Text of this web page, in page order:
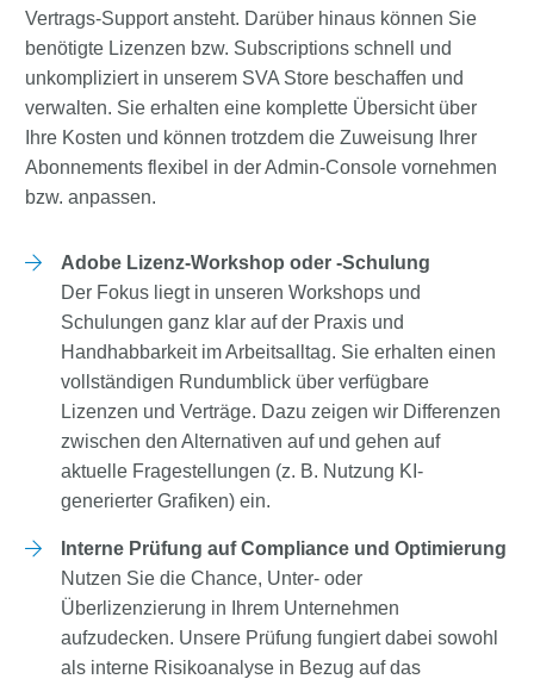
Vertrags-Support ansteht. Darüber hinaus können Sie
benötigte Lizenzen bzw. Subscriptions schnell und
unkompliziert in unserem SVA Store beschaffen und
verwalten. Sie erhalten eine komplette Übersicht über
Ihre Kosten und können trotzdem die Zuweisung Ihrer
Abonnements flexibel in der Admin-Console vornehmen
bzw. anpassen.
Adobe Lizenz-Workshop oder -Schulung
Der Fokus liegt in unseren Workshops und
Schulungen ganz klar auf der Praxis und
Handhabbarkeit im Arbeitsalltag. Sie erhalten einen
vollständigen Rundumblick über verfügbare
Lizenzen und Verträge. Dazu zeigen wir Differenzen
zwischen den Alternativen auf und gehen auf
aktuelle Fragestellungen (z. B. Nutzung KI-
generierter Grafiken) ein.
Interne Prüfung auf Compliance und Optimierung
Nutzen Sie die Chance, Unter- oder
Überlizenzierung in Ihrem Unternehmen
aufzudecken. Unsere Prüfung fungiert dabei sowohl
als interne Risikoanalyse in Bezug auf das